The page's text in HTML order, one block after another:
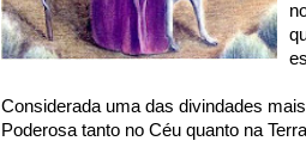
Considerada uma das divindades
Poderosa tanto no Céu quanto na